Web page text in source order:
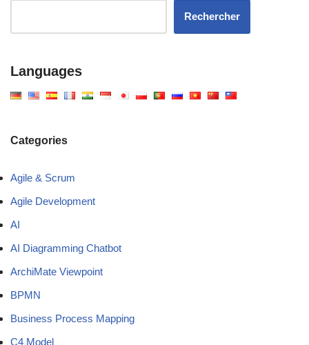
Rechercher
Languages
Categories
Agile & Scrum
Agile Development
AI
AI Diagramming Chatbot
ArchiMate Viewpoint
BPMN
Business Process Mapping
C4 Model